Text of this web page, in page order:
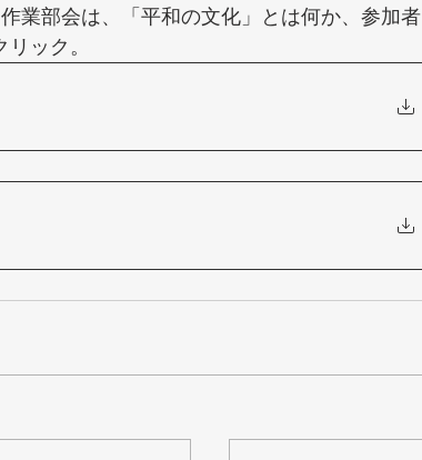
業部会は、「平和の文化」とは何か、参加者
ック。